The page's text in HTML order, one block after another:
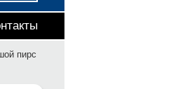
пирс